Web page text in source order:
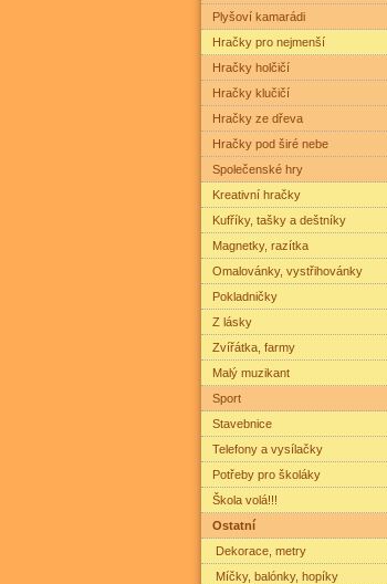
Plyšoví kamarádi
Hračky pro nejmenší
Hračky holčičí
Hračky klučičí
Hračky ze dřeva
Hračky pod širé nebe
Společenské hry
Kreativní hračky
Kufříky, tašky a deštníky
Magnetky, razítka
Omalovánky, vystřihovánky
Pokladničky
Z lásky
Zvířátka, farmy
Malý muzikant
Sport
Stavebnice
Telefony a vysílačky
Potřeby pro školáky
Škola volá!!!
Ostatní
Dekorace, metry
Míčky, balónky, hopíky